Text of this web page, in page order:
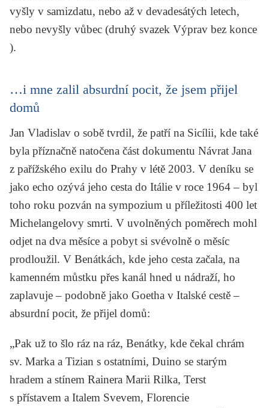
vyšly v samizdatu, nebo až v devadesátých letech,
nebo nevyšly vůbec (druhý svazek Výprav bez konce
).
…i mne zalil absurdní pocit, že jsem přijel
domů
Jan Vladislav o sobě tvrdil, že patří na Sicílii, kde také
byla příznačně natočena část dokumentu Návrat Jana
z pařížského exilu do Prahy v létě 2003. V deníku se
jako echo ozývá jeho cesta do Itálie v roce 1964 – byl
toho roku pozván na sympozium u příležitosti 400 let
Michelangelovy smrti. V uvolněných poměrech mohl
odjet na dva měsíce a pobyt si svévolně o měsíc
prodloužil. V Benátkách, kde jeho cesta začala, na
kamenném můstku přes kanál hned u nádraží, ho
zaplavuje – podobně jako Goetha v Italské cestě–
absurdní pocit, že přijel domů:
„Pak už to šlo ráz na ráz, Benátky, kde čekal chrám
sv. Marka a Tizian s ostatními, Duino se starým
hradem a stínem Rainera Marii Rilka, Terst
s přístavem a Italem Svevem, Florencie